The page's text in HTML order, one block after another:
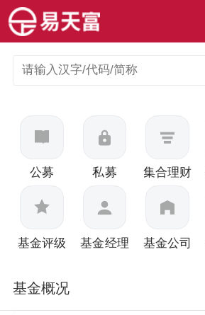
公募 私募 集合理财
基金评级 基金经理 基金公司
基金概况